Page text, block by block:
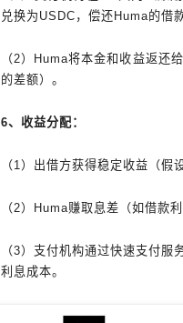
兑换为USDC，偿还Huma的借
（2）Huma将本金和收益返还
的差额）。
6、收益分配：
（1）出借方获得稳定收益（假
（2）Huma赚取息差（如借
（3）支付机构通过快速支付
利息成本。